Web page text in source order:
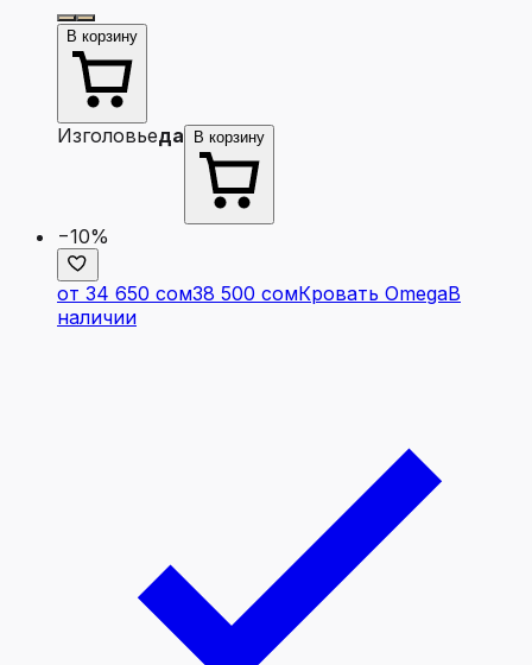
В корзину
Изголовьеда В корзину
−10%
от 34 650 сом38 500 сомКровать OmegaВ
наличии